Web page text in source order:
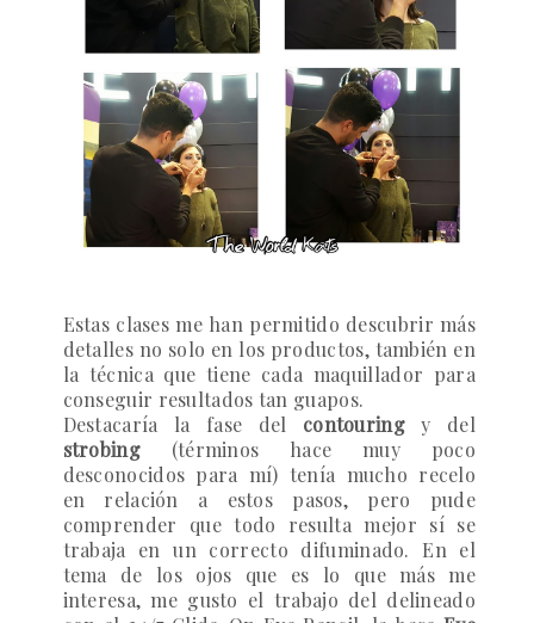
Estas clases me han permitido descubrir más
detalles no solo en los productos, también en
la técnica que tiene cada maquillador para
conseguir resultados tan guapos.
Destacaría la fase del contouringy del
strobing(términos hace muy poco
desconocidos para mí) tenía mucho recelo
en relación a estos pasos, pero pude
comprender que todo resulta mejor sí se
trabaja en un correcto difuminado. En el
tema de los ojos que es lo que más me
interesa, me gusto el trabajo del delineado